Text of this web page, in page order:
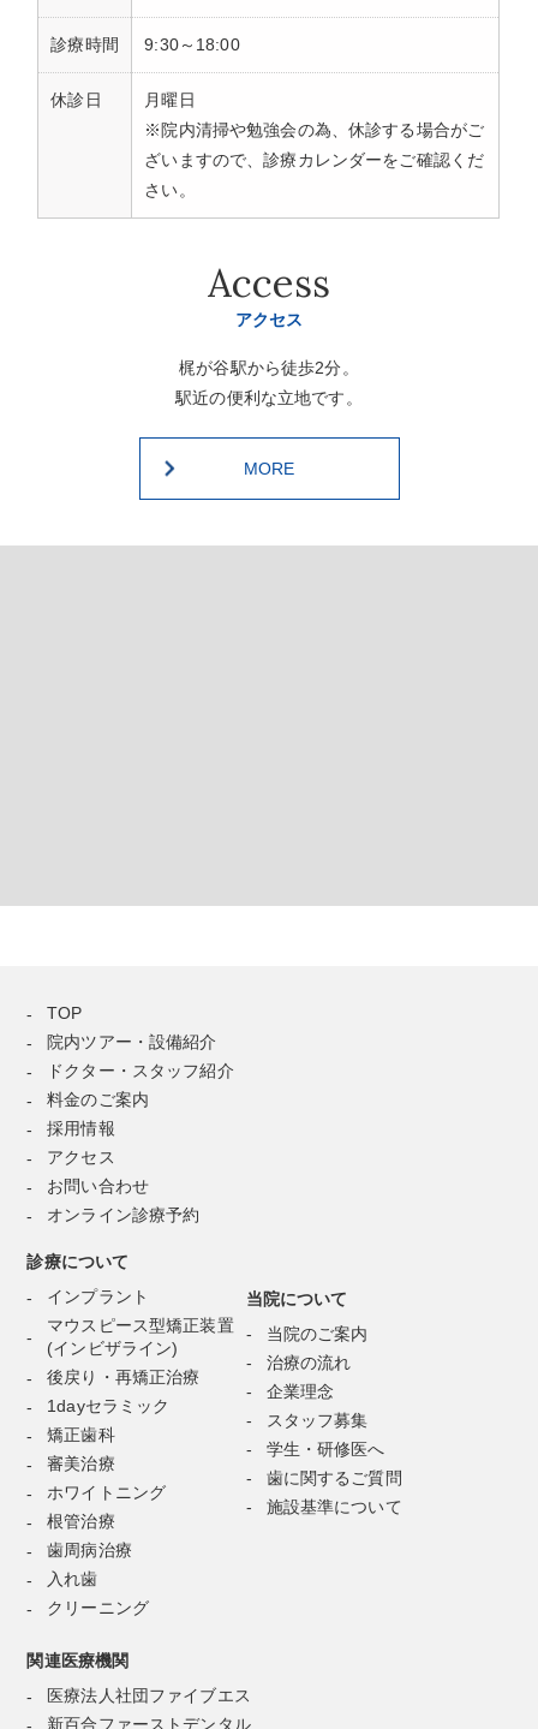
診療時間 9:30～18:00
休診日
月曜日
※院内清掃や勉強会の為、休診する場合がご
ざいますので、診療カレンダーをご確認くだ
さい。
Access
アクセス
梶が谷駅から徒歩2分。
駅近の便利な立地です。
MORE
TOP
院内ツアー・設備紹介
ドクター・スタッフ紹介
料金のご案内
採用情報
アクセス
お問い合わせ
オンライン診療予約
診療について
インプラント
マウスピース型矯正装置
(インビザライン)
後戻り・再矯正治療
1dayセラミック
矯正歯科
審美治療
ホワイトニング
根管治療
歯周病治療
入れ歯
クリーニング
当院について
当院のご案内
治療の流れ
企業理念
スタッフ募集
学生・研修医へ
歯に関するご質問
施設基準について
関連医療機関
医療法人社団ファイブエス
新百合ファーストデンタル